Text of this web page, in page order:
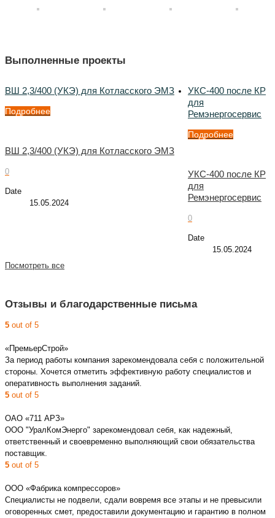
Выполненные проекты
ВШ 2,3/400 (УКЭ) для Котласского ЭМЗ
Подробнее
ВШ 2,3/400 (УКЭ) для Котласского ЭМЗ
0
Date
15.05.2024
УКС-400 после КР
для
Ремэнергосервис
Подробнее
УКС-400 после КР
для
Ремэнергосервис
0
Date
15.05.2024
Посмотреть все
Отзывы и благодарственные письма
5 out of 5
«ПремьерСтрой»
За период работы компания зарекомендовала себя с положительной
стороны. Хочется отметить эффективную работу специалистов и
оперативность выполнения заданий.
5 out of 5
ОАО «711 АРЗ»
ООО "УралКомЭнерго" зарекомендовал себя, как надежный,
ответственный и своевременно выполняющий свои обязательства
поставщик.
5 out of 5
ООО «Фабрика компрессоров»
Специалисты не подвели, сдали вовремя все этапы и не превысили
оговоренных смет, предоставили документацию и гарантию в полном